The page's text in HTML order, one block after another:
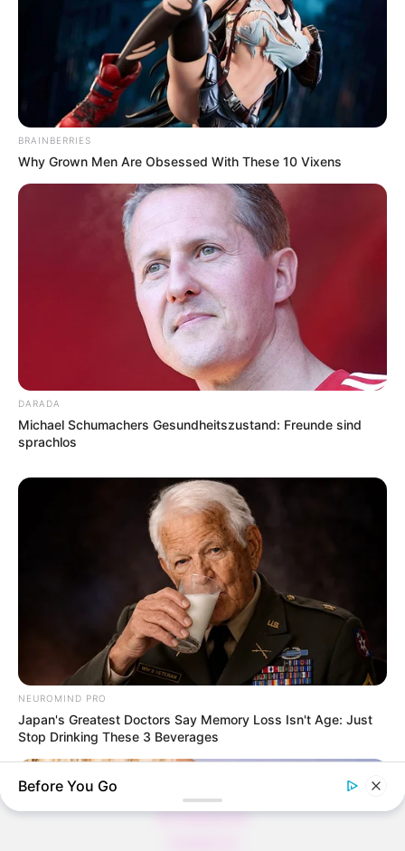
Genuss pur: Geniales Rezept: Buchteln
Rezept jetzt testen!
Unbedingt ausprobieren: Köstliches Grüner
Smoothie Rezept wie von Oma!
Rezepte
Thunfischsalat mit Ei & Joghurt – leicht, cremig
und voller Protein!
Verführerisch lecker: Quark-Vanille-
Pfannkuchen ohne Mehl in nur 5 Minuten!
DEI BESTEN HAUSGEMACHTEN EISBEIN
VARIATIONEN
DIE BESTEN SALAT DRESSINGS
die besten hausgemachten BBQ sauce
variationen
All Categories
BRAINBERRIES
Why Grown Men Are Obsessed With These 10 Vixens
DARADA
Michael Schumachers Gesundheitszustand: Freunde sind
sprachlos
NEUROMIND PRO
Japan's Greatest Doctors Say Memory Loss Isn't Age: Just
Stop Drinking These 3 Beverages
Before You Go